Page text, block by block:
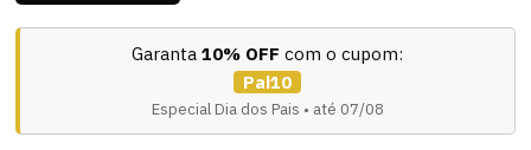
Garanta 10% OFF com o cupom:
Pai10
Especial Dia dos Pais • até 07/08